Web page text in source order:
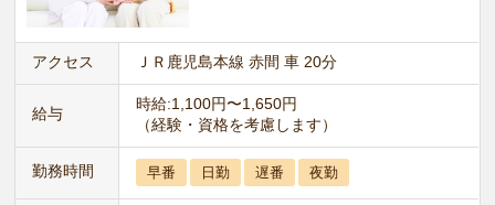
アクセス ＪＲ鹿児島本線 赤間 車 20分
給与
時給:1,100円〜1,650円
（経験・資格を考慮します）
勤務時間 早番 日勤 遅番 夜勤